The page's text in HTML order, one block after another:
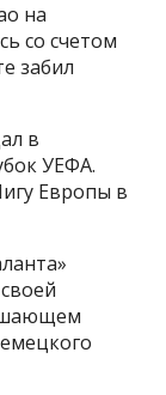
на
со счетом
забил
в
УЕФА.
Европы в